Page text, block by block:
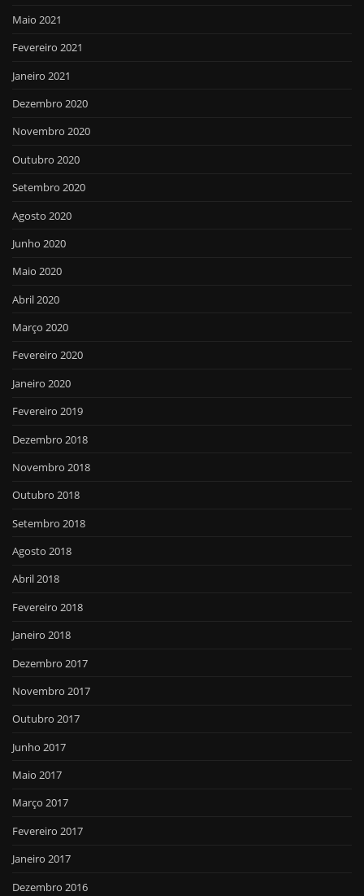
Maio 2021
Fevereiro 2021
Janeiro 2021
Dezembro 2020
Novembro 2020
Outubro 2020
Setembro 2020
Agosto 2020
Junho 2020
Maio 2020
Abril 2020
Março 2020
Fevereiro 2020
Janeiro 2020
Fevereiro 2019
Dezembro 2018
Novembro 2018
Outubro 2018
Setembro 2018
Agosto 2018
Abril 2018
Fevereiro 2018
Janeiro 2018
Dezembro 2017
Novembro 2017
Outubro 2017
Junho 2017
Maio 2017
Março 2017
Fevereiro 2017
Janeiro 2017
Dezembro 2016